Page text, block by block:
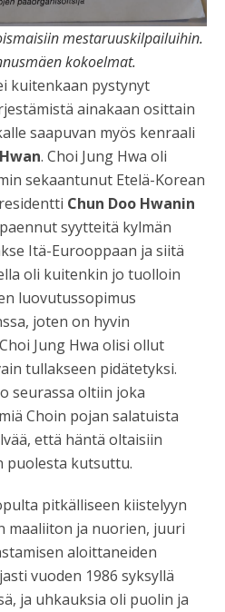
mestaruuskilpailuihin.
kokoelmat.
kuitenkaan pystynyt
ainakaan osittain
saapuvan myös kenraali
. Choi Jung Hwa oli
sekaantunut Etelä-Korean
Chun Doo Hwanin
syytteitä kylmän
Itä-Eurooppaan ja siitä
oli kuitenkin jo tuolloin
luovutussopimus
joten on hyvin
Jung Hwa olisi ollut
tullakseen pidätetyksi.
seurassa oltiin joka
Choin pojan salatuista
että häntä oltaisiin
puolesta kutsuttu.
pitkälliseen kiistelyyn
maaliiton ja nuorien, juuri
aloittaneiden
vuoden 1986 syksyllä
ja uhkauksia oli puolin ja